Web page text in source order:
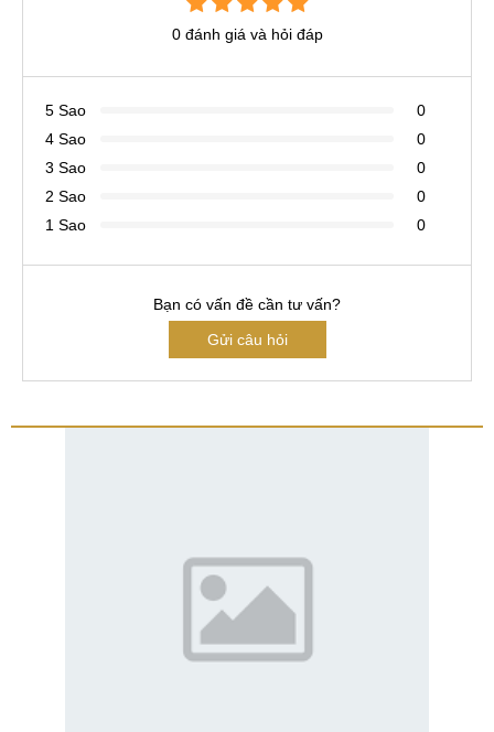
0 đánh giá và hỏi đáp
5 Sao
0
4 Sao
0
3 Sao
0
2 Sao
0
1 Sao
0
Bạn có vấn đề cần tư vấn?
Gửi câu hỏi